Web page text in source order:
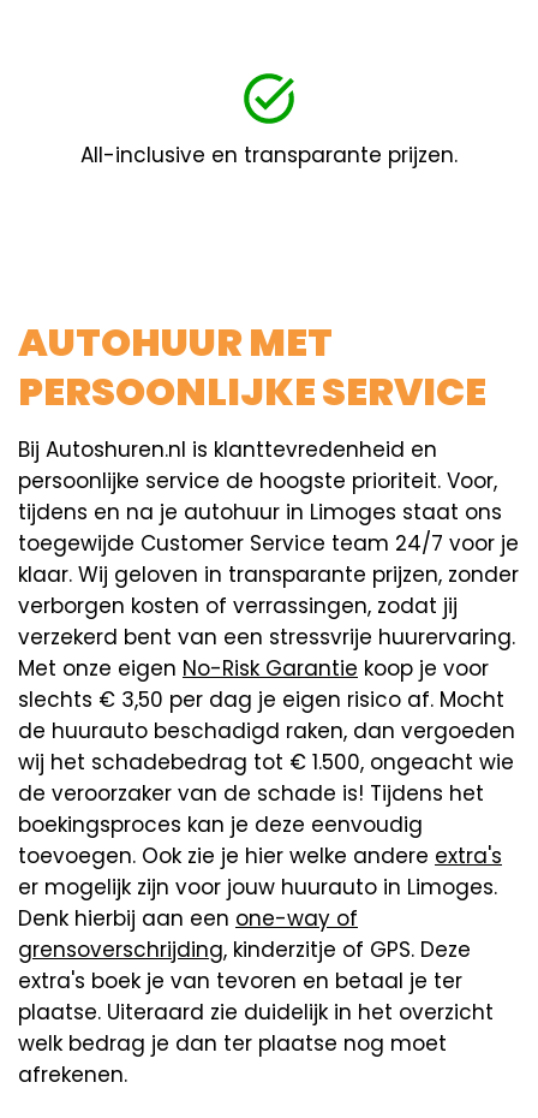
All-inclusive en transparante prijzen.
AUTOHUUR MET
PERSOONLIJKE SERVICE
Bij Autoshuren.nl is klanttevredenheid en
persoonlijke service de hoogste prioriteit. Voor,
tijdens en na je autohuur in Limoges staat ons
toegewijde Customer Service team 24/7 voor je
klaar. Wij geloven in transparante prijzen, zonder
verborgen kosten of verrassingen, zodat jij
verzekerd bent van een stressvrije huurervaring.
Met onze eigen No-Risk Garantie koop je voor
slechts € 3,50 per dag je eigen risico af. Mocht
de huurauto beschadigd raken, dan vergoeden
wij het schadebedrag tot € 1.500, ongeacht wie
de veroorzaker van de schade is! Tijdens het
boekingsproces kan je deze eenvoudig
toevoegen. Ook zie je hier welke andere extra's
er mogelijk zijn voor jouw huurauto in Limoges.
Denk hierbij aan een one-way of
grensoverschrijding, kinderzitje of GPS. Deze
extra's boek je van tevoren en betaal je ter
plaatse. Uiteraard zie duidelijk in het overzicht
welk bedrag je dan ter plaatse nog moet
afrekenen.